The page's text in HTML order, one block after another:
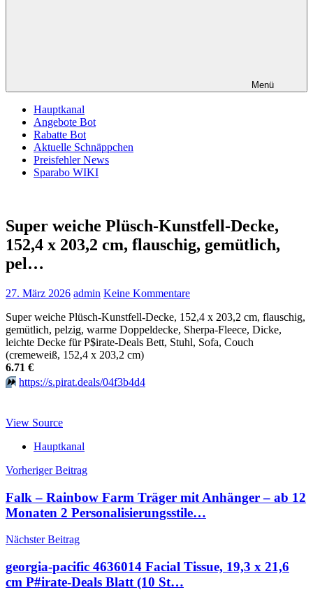
Menü
Hauptkanal
Angebote Bot
Rabatte Bot
Aktuelle Schnäppchen
Preisfehler News
Sparabo WIKI
Super weiche Plüsch-Kunstfell-Decke,
152,4 x 203,2 cm, flauschig, gemütlich,
pel…
27. März 2026 admin Keine Kommentare
Super weiche Plüsch-Kunstfell-Decke, 152,4 x 203,2 cm, flauschig,
gemütlich, pelzig, warme Doppeldecke, Sherpa-Fleece, Dicke,
leichte Decke für P$irate-Deals Bett, Stuhl, Sofa, Couch
(cremeweiß, 152,4 x 203,2 cm)
6.71 €
⏩️ https://s.pirat.deals/04f3b4d4
View Source
Hauptkanal
Beitragsnavigation
Vorheriger Beitrag
Falk – Rainbow Farm Träger mit Anhänger – ab 12
Monaten 2 Personalisierungsstile…
Nächster Beitrag
georgia-pacific 4636014 Facial Tissue, 19,3 x 21,6
cm P#irate-Deals Blatt (10 St…